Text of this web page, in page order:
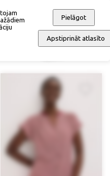
Pludmales blūze
Pielāgot
Apstiprināt atlasīto